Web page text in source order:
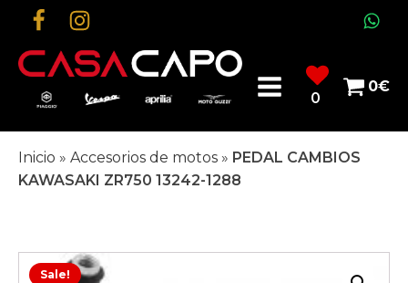
0
0€
Inicio » Accesorios de motos » PEDAL CAMBIOS
KAWASAKI ZR750 13242-1288
Sale!